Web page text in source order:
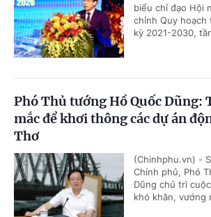
biểu chỉ đạo Hội
chỉnh Quy
kỳ 2021-2030,
Phó Thủ tướng Hồ Quốc Dũng:
mắc để khơi thông các dự án
Thơ
(Chinhphu.vn) -
Chính phủ, Phó
Dũng chủ trì
khó khăn, vướng